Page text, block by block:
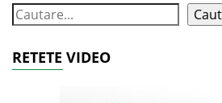
RETETE VIDEO